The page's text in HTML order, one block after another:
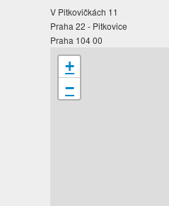
V Pitkovičkách 11
Praha 22 - Pitkovice
Praha 104 00
+
−